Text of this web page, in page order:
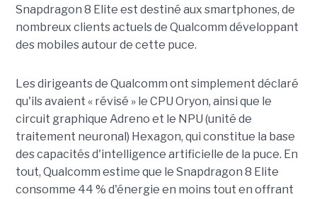
Snapdragon 8 Elite est destiné aux smartphones, de
nombreux clients actuels de Qualcomm développant
des mobiles autour de cette puce.
Les dirigeants de Qualcomm ont simplement déclaré
qu'ils avaient « révisé » le CPU Oryon, ainsi que le
circuit graphique Adreno et le NPU (unité de
traitement neuronal) Hexagon, qui constitue la base
des capacités d'intelligence artificielle de la puce. En
tout, Qualcomm estime que le Snapdragon 8 Elite
consomme 44 % d'énergie en moins tout en offrant